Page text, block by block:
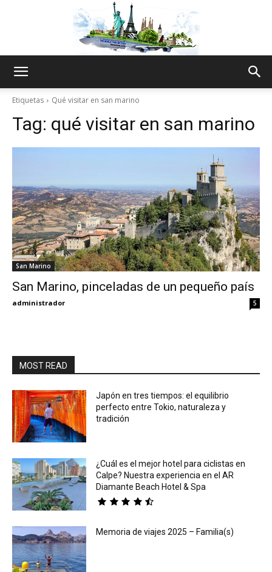
Thru
My
Etiquetas Qué visitar en san marino
Tag: qué visitar en san marino
San Marino
San Marino, pinceladas de un pequeño país
administrador 5
MOST READ
Japón en tres tiempos: el equilibrio
perfecto entre Tokio, naturaleza y
tradición
¿Cuál es el mejor hotel para ciclistas en
Calpe? Nuestra experiencia en el AR
Diamante Beach Hotel & Spa
Memoria de viajes 2025 – Familia(s)